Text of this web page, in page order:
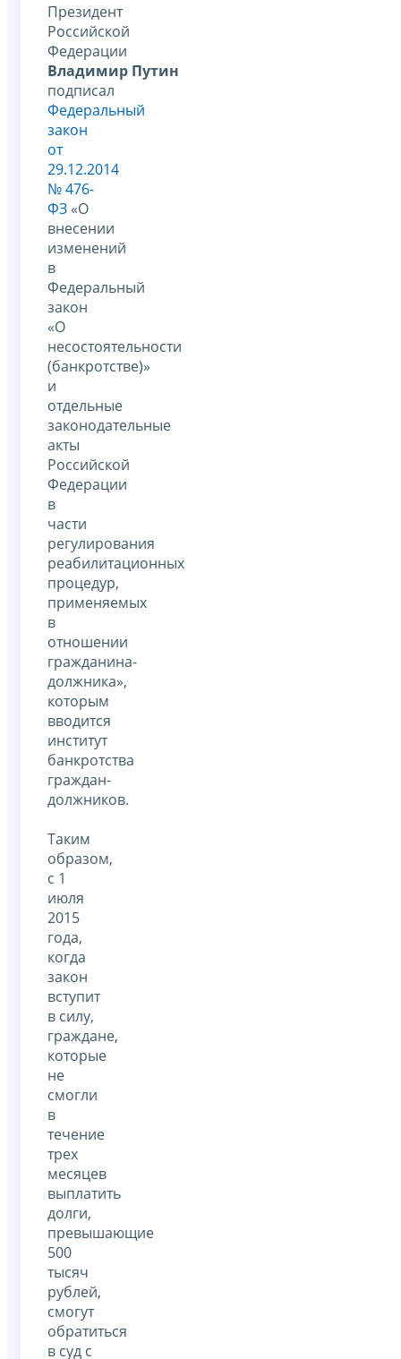
Президент
Российской
Федерации
Владимир Путин
подписал
Федеральный
закон
от
29.12.2014
№ 476-
ФЗ «О
внесении
изменений
в
Федеральный
закон
«О
несостоятельности
(банкротстве)»
и
отдельные
законодательные
акты
Российской
Федерации
в
части
регулирования
реабилитационных
процедур,
применяемых
в
отношении
гражданина-
должника»,
которым
вводится
институт
банкротства
граждан-
должников.
Таким
образом,
с 1
июля
2015
года,
когда
закон
вступит
в силу,
граждане,
которые
не
смогли
в
течение
трех
месяцев
выплатить
долги,
превышающие
500
тысяч
рублей,
смогут
обратиться
в суд с